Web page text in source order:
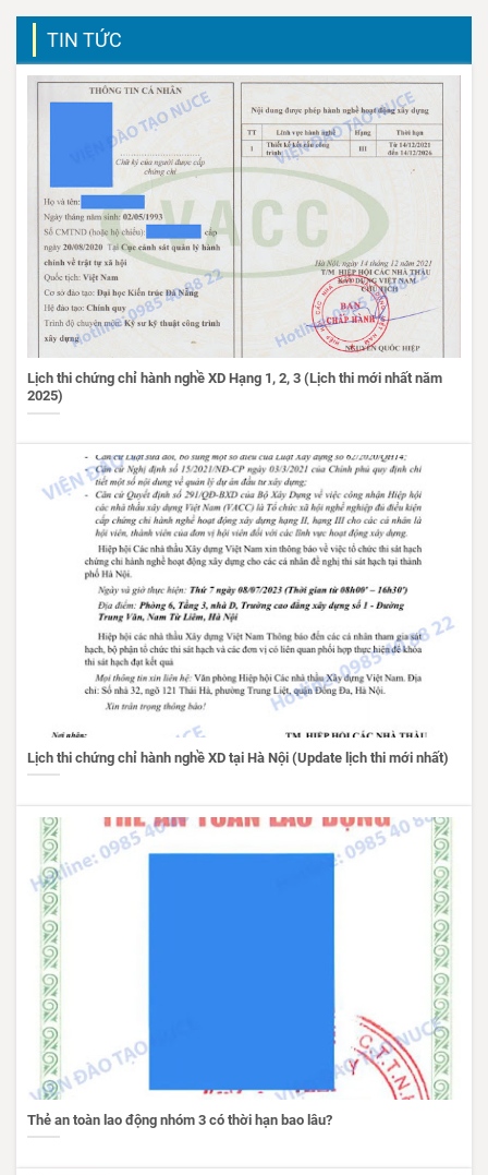
TIN TỨC
Lịch thi chứng chỉ hành nghề XD Hạng 1, 2, 3 (Lịch thi mới nhất năm
2025)
Lịch thi chứng chỉ hành nghề XD tại Hà Nội (Update lịch thi mới nhất)
Thẻ an toàn lao động nhóm 3 có thời hạn bao lâu?